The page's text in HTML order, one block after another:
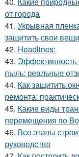
от города
41. Укрывная
защитить свои вещи
42. Headlines:
43.
пыль: реальные
44. Как защитить
ремонта:
45. Какие виды
перемещения по
46. Все этапы
руководство